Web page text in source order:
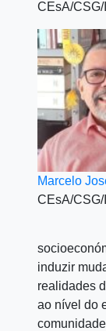
CEsA/
Marcelo
CEsA/
induzir
realidades
ao nível do